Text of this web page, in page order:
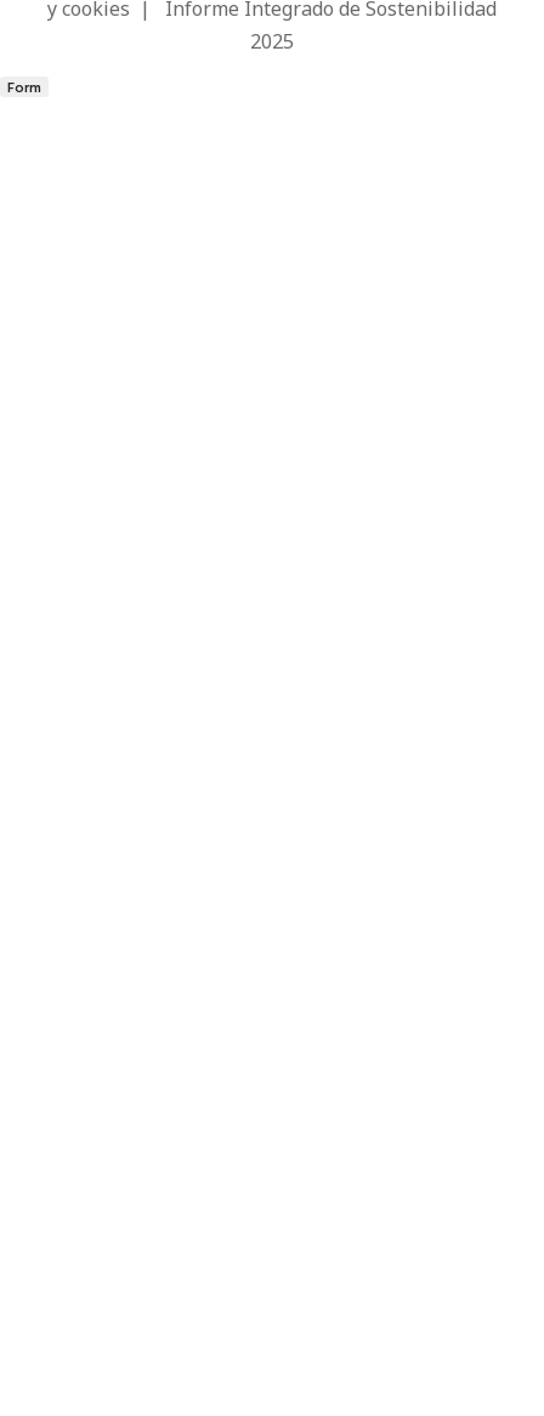
y cookies | Informe Integrado de Sostenibilidad
2025
Form